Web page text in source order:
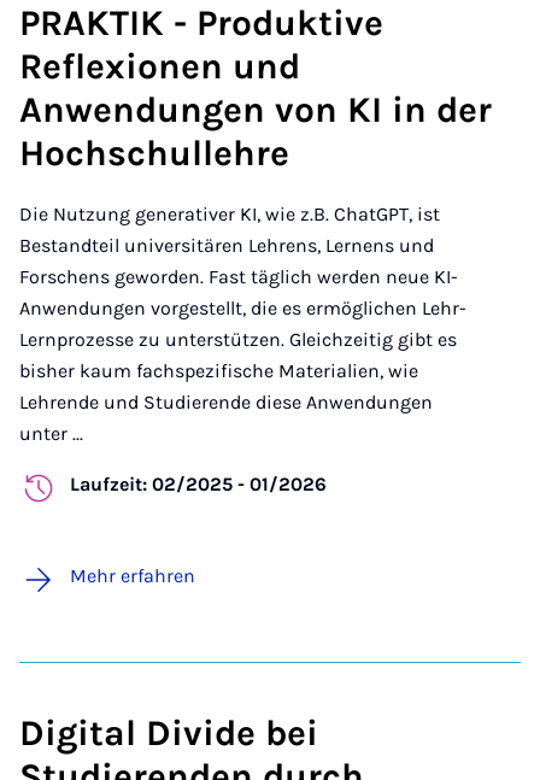
PRAKTIK - Produktive
Reflexionen und
Anwendungen von KI in der
Hochschullehre
Die Nutzung generativer KI, wie z.B. ChatGPT, ist
Bestandteil universitären Lehrens, Lernens und
Forschens geworden. Fast täglich werden neue KI-
Anwendungen vorgestellt, die es ermöglichen Lehr-
Lernprozesse zu unterstützen. Gleichzeitig gibt es
bisher kaum fachspezifische Materialien, wie
Lehrende und Studierende diese Anwendungen
unter ...
Laufzeit: 02/2025 - 01/2026
Mehr erfahren
Digital Divide bei